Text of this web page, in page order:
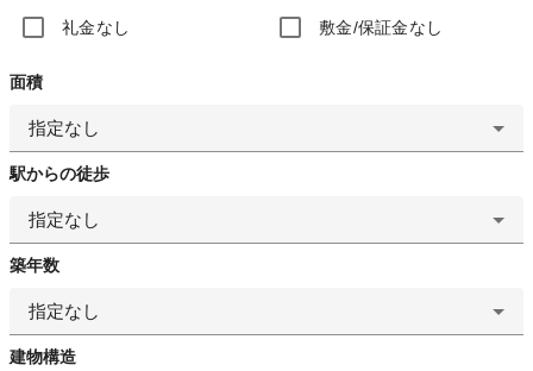
礼金なし 敷金/保証金なし
面積
指定なし
駅からの徒歩
指定なし
築年数
指定なし
建物構造